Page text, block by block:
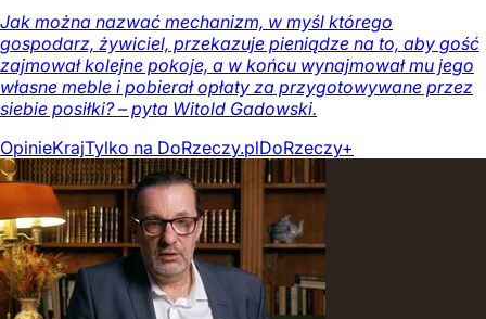
Jak można nazwać mechanizm, w myśl którego
gospodarz, żywiciel, przekazuje pieniądze na to, aby gość
zajmował kolejne pokoje, a w końcu wynajmował mu jego
własne meble i pobierał opłaty za przygotowywane przez
siebie posiłki? – pyta Witold Gadowski.
OpinieKrajTylko na DoRzeczy.plDoRzeczy+